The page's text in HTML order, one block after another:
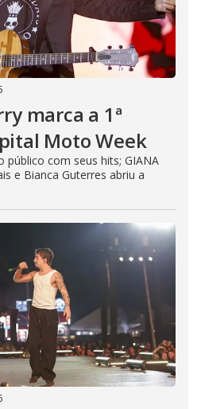
marca a 1ª
Moto Week
com seus hits; GIANA
e Bianca Guterres abriu a